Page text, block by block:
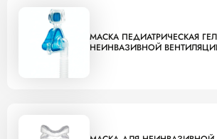
МАСКА ПЕДИАТРИЧЕСКАЯ
НЕИНВАЗИВНОЙ